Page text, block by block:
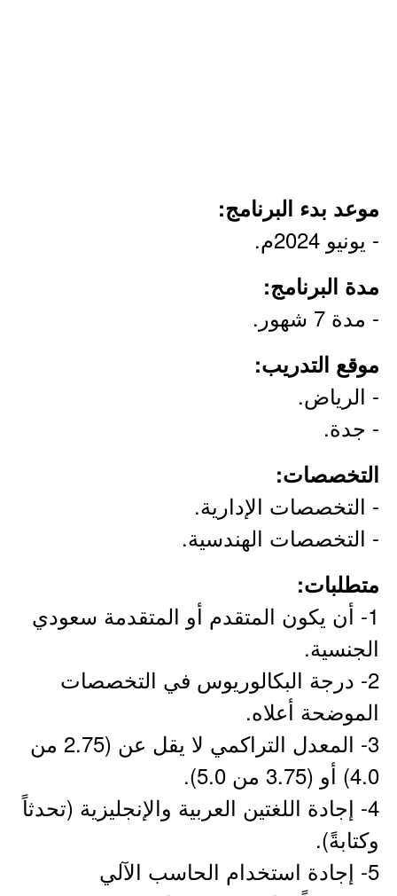
موعد بدء البرنامج:
- يونيو 2024م.
مدة البرنامج:
- مدة 7 شهور.
موقع التدريب:
- الرياض.
- جدة.
التخصصات:
- التخصصات الإدارية.
- التخصصات الهندسية.
متطلبات:
1- أن يكون المتقدم أو المتقدمة سعودي
الجنسية.
2- درجة البكالوريوس في التخصصات
الموضحة أعلاه.
3- المعدل التراكمي لا يقل عن (2.75 من
4.0) أو (3.75 من 5.0).
4- إجادة اللغتين العربية والإنجليزية (تحدثاً
وكتابةً).
5- إجادة استخدام الحاسب الآلي